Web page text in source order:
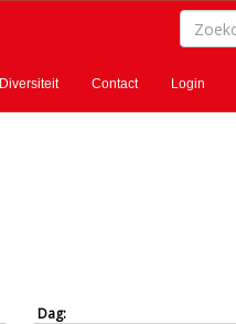
Diversiteit Contact Login
Dag: